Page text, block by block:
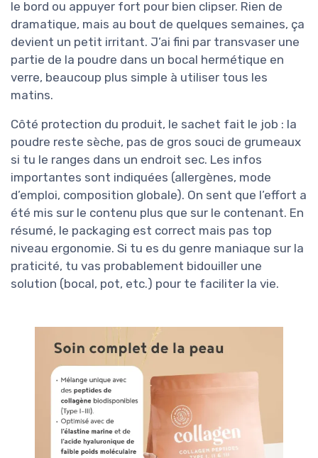
le bord ou appuyer fort pour bien clipser. Rien de
dramatique, mais au bout de quelques semaines, ça
devient un petit irritant. J’ai fini par transvaser une
partie de la poudre dans un bocal hermétique en
verre, beaucoup plus simple à utiliser tous les
matins.
Côté protection du produit, le sachet fait le job : la
poudre reste sèche, pas de gros souci de grumeaux
si tu le ranges dans un endroit sec. Les infos
importantes sont indiquées (allergènes, mode
d’emploi, composition globale). On sent que l’effort a
été mis sur le contenu plus que sur le contenant. En
résumé, le packaging est correct mais pas top
niveau ergonomie. Si tu es du genre maniaque sur la
praticité, tu vas probablement bidouiller une
solution (bocal, pot, etc.) pour te faciliter la vie.